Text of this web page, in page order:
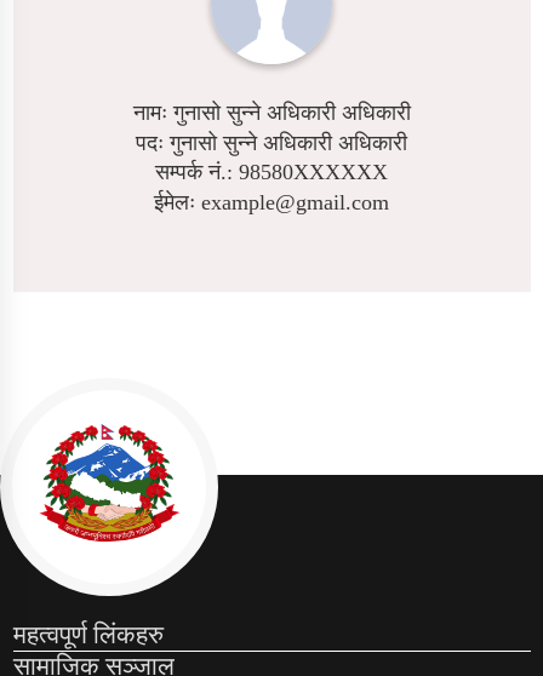
नामः गुनासो सुन्ने अधिकारी अधिकारी
पदः गुनासो सुन्ने अधिकारी अधिकारी
सम्पर्क नं.: 98580XXXXXX
ईमेलः example@gmail.com
महत्वपूर्ण लिंकहरु
सामाजिक सञ्जाल